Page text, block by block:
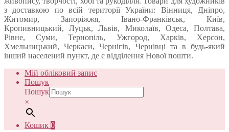
з доставкою по всій території України: Вінниця, Дніпро,
Житомир, Запоріжжя, Івано-Франківськ, Київ,
Кропивницький, Луцьк, Львів, Миколаїв, Одеса, Полтава,
Рівне, Суми, Тернопіль, Ужгород, Харків, Херсон,
Хмельницький, Черкаси, Чернігів, Чернівці та в будь-який
інший населений пункт, де є відділення Нової пошти.
Мій обліковий запис
Пошук
Пошук
×
Кошик 0